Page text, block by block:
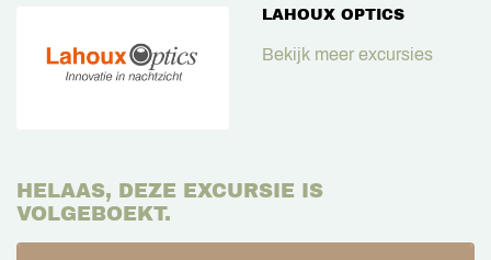
LAHOUX OPTICS
Bekijk meer excursies
HELAAS, DEZE EXCURSIE IS
VOLGEBOEKT.